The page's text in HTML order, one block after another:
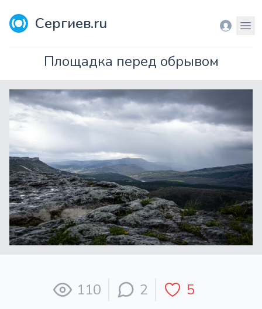
Сергиев.ru Вход
Площадка перед обрывом
110 2 5